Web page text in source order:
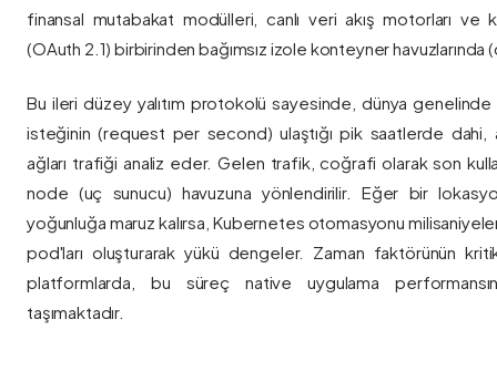
finansal mutabakat modülleri, canlı veri akış motorları ve
(OAuth 2.1) birbirinden bağımsız izole konteyner havuzlarında
Bu ileri düzey yalıtım protokolü sayesinde, dünya genelinde
isteğinin (request per second) ulaştığı pik saatlerde dahi,
ağları trafiği analiz eder. Gelen trafik, coğrafi olarak son
node (uç sunucu) havuzuna yönlendirilir. Eğer bir
yoğunluğa maruz kalırsa, Kubernetes otomasyonu
pod'ları oluşturarak yükü dengeler. Zaman faktörünün
platformlarda, bu süreç native uygulama
taşımaktadır.